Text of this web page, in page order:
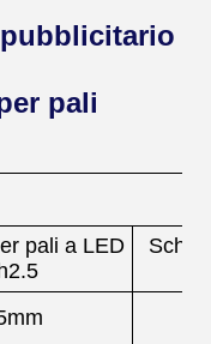
pali
pali a LED